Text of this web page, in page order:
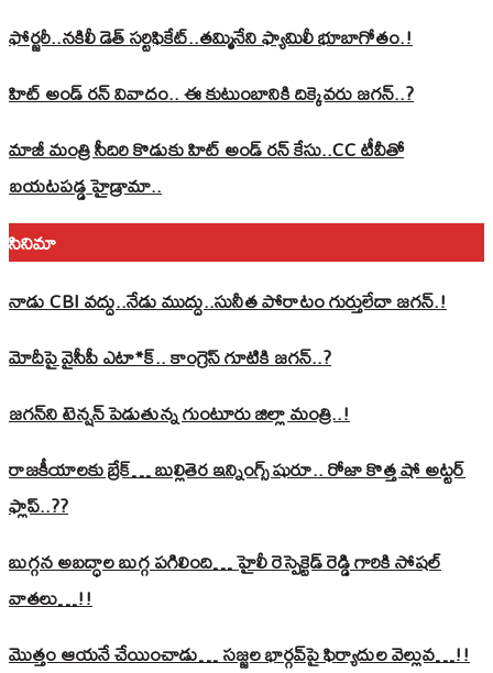
ఫోర్జరీ..నకిలీ డెత్ సర్టిఫికేట్..తమ్మినేని ఫ్యామిలీ భూబాగోతం.!
హిట్ అండ్ రన్ వివాదం.. ఈ కుటుంబానికి దిక్కెవరు జగన్..?
మాజీ మంత్రి సీదిరి కొడుకు హిట్ అండ్ రన్ కేసు..CC టీవీతో
బయటపడ్డ హైడ్రామా..
సినిమా
నాడు CBI వద్దు..నేడు ముద్దు..సునీత పోరాటం గుర్తులేదా జగన్.!
మోదీపై వైసీపీ ఎటా*క్.. కాంగ్రెస్ గూటికి జగన్..?
జగన్‌ని టెన్షన్‌ పెడుతున్న గుంటూరు జిల్లా మంత్రి..!
రాజకీయాలకు బ్రేక్… బుల్లితెర ఇన్నింగ్స్ షురూ.. రోజా కొత్త షో అట్టర్
ఫ్లాప్..??
బుగ్గన అబద్ధాల బుగ్గ పగిలింది… హైలీ రెస్పెక్టెడ్‌ రెడ్డి గారికి సోషల్‌
వాతలు…!!
మొత్తం ఆయనే చేయించాడు… సజ్జల భార్గవ్‌పై ఫిర్యాదుల వెల్లువ…!!